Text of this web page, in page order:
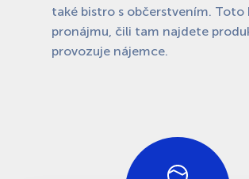
také bistro s občerstvením. Toto
pronájmu, čili tam najdete
provozuje nájemce.